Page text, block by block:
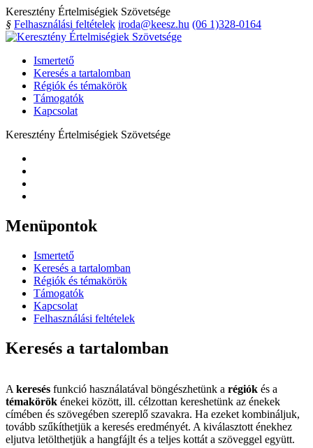
Keresztény Értelmiségiek Szövetsége
§ Felhasználási feltételek iroda@keesz.hu (06 1)328-0164
Ismertető
Keresés a tartalomban
Régiók és témakörök
Támogatók
Kapcsolat
Keresztény Értelmiségiek Szövetsége
Menüpontok
Ismertető
Keresés a tartalomban
Régiók és témakörök
Támogatók
Kapcsolat
Felhasználási feltételek
Keresés a tartalomban
A keresés funkció használatával böngészhetünk a régiók és a
témakörök énekei között, ill. célzottan kereshetünk az énekek
címében és szövegében szereplő szavakra. Ha ezeket kombináljuk,
tovább szűkíthetjük a keresés eredményét. A kiválasztott énekhez
eljutva letölthetjük a hangfájlt és a teljes kottát a szöveggel együtt.